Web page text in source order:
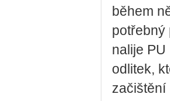
během
potřebný
nalije
odlitek,
začištění